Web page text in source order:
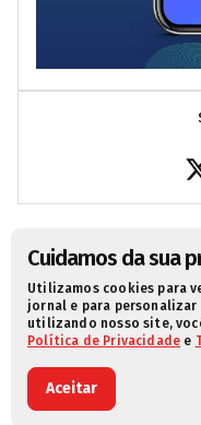
Cuidamos da sua
Utilizamos cookies para
jornal e para personalizar
utilizando nosso site,
Política de Privacidade e
Aceitar
SOBRE NÓS
© 2021 Diário da